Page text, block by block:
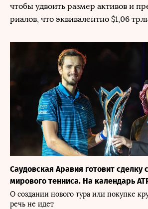
чтобы удвоить размер активов и
риалов, что эквивалентно $1,06
Саудовская Аравия готовит сделку
мирового тенниса. На календарь
О создании нового тура или покупке
речь не идет